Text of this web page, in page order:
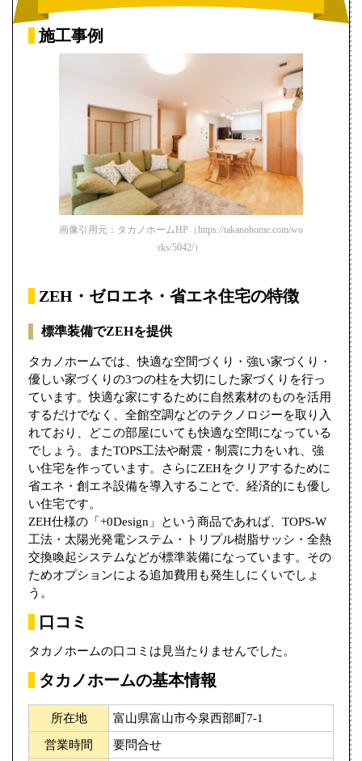
施工事例
画像引用元：タカノホームHP（https://takanohome.com/wo
rks/5042/）
ZEH・ゼロエネ・省エネ住宅の特徴
標準装備でZEHを提供
タカノホームでは、快適な空間づくり・強い家づくり・
優しい家づくりの3つの柱を大切にした家づくりを行っ
ています。快適な家にするために自然素材のものを活用
するだけでなく、全館空調などのテクノロジーを取り入
れており、どこの部屋にいても快適な空間になっている
でしょう。またTOPS工法や耐震・制震に力をいれ、強
い住宅を作っています。さらにZEHをクリアするために
省エネ・創エネ設備を導入することで、経済的にも優し
い住宅です。
ZEH仕様の「+0Design」という商品であれば、TOPS-W
工法・太陽光発電システム・トリプル樹脂サッシ・全熱
交換喚起システムなどが標準装備になっています。その
ためオプションによる追加費用も発生しにくいでしょ
う。
口コミ
タカノホームの口コミは見当たりませんでした。
タカノホームの基本情報
所在地 富山県富山市今泉西部町7-1
営業時間 要問合せ